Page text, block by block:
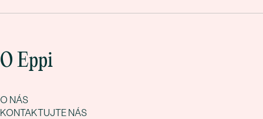
O Eppi
O NÁS
KONTAKTUJTE NÁS